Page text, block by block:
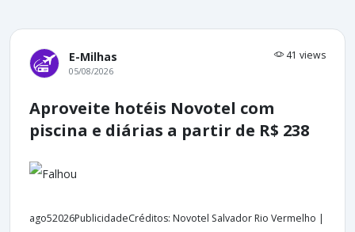
E-Milhas 41 views
05/08/2026
Aproveite hotéis Novotel com
piscina e diárias a partir de R$ 238
ago52026PublicidadeCréditos: Novotel Salvador Rio Vermelho |